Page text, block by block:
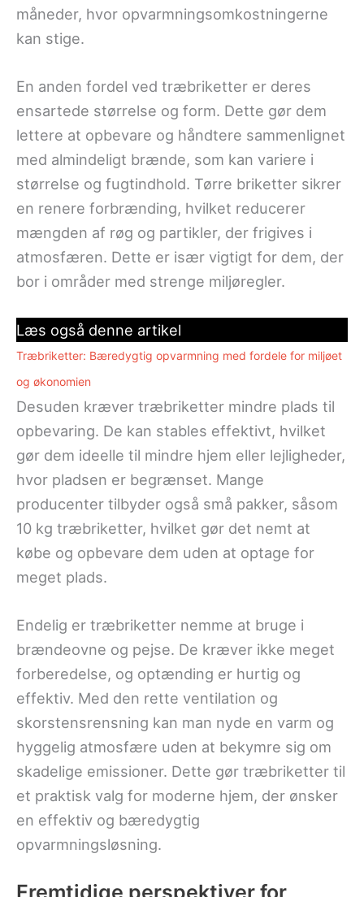
måneder, hvor opvarmningsomkostningerne
kan stige.
En anden fordel ved træbriketter er deres
ensartede størrelse og form. Dette gør dem
lettere at opbevare og håndtere sammenlignet
med almindeligt brænde, som kan variere i
størrelse og fugtindhold. Tørre briketter sikrer
en renere forbrænding, hvilket reducerer
mængden af røg og partikler, der frigives i
atmosfæren. Dette er især vigtigt for dem, der
bor i områder med strenge miljøregler.
Læs også denne artikel
Træbriketter: Bæredygtig opvarmning med fordele for miljøet
og økonomien
Desuden kræver træbriketter mindre plads til
opbevaring. De kan stables effektivt, hvilket
gør dem ideelle til mindre hjem eller lejligheder,
hvor pladsen er begrænset. Mange
producenter tilbyder også små pakker, såsom
10 kg træbriketter, hvilket gør det nemt at
købe og opbevare dem uden at optage for
meget plads.
Endelig er træbriketter nemme at bruge i
brændeovne og pejse. De kræver ikke meget
forberedelse, og optænding er hurtig og
effektiv. Med den rette ventilation og
skorstensrensning kan man nyde en varm og
hyggelig atmosfære uden at bekymre sig om
skadelige emissioner. Dette gør træbriketter til
et praktisk valg for moderne hjem, der ønsker
en effektiv og bæredygtig
opvarmningsløsning.
Fremtidige perspektiver for